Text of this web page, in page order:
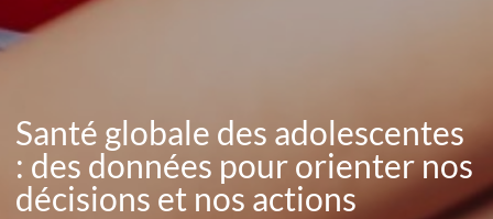
Santé globale des adolescentes
: des données pour orienter nos
décisions et nos actions